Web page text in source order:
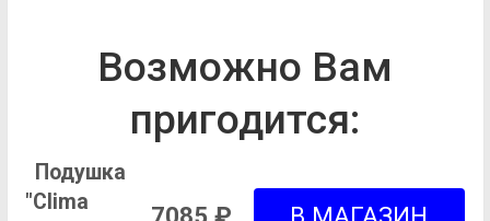
Возможно Вам
пригодится:
Подушка
"Clima
7085 ₽